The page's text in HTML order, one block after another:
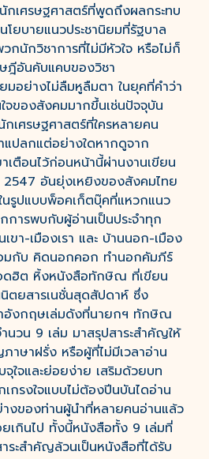
เศรษฐศาสตร์ที่พูดถึงผลกระทบ
โยบายแนวประชานิยมที่รัฐบาล
กนักวิชาการที่ไม่มีหัวใจ หรือไม่ก็
อันคับแคบของวิชา
มอย่างไม่ลืมหูลืมตา ในยุคที่คำว่า
จของสังคมมากขึ้นเช่นปัจจุบัน
เศรษฐศาสตร์ที่ใครหลายคน
แปลกแต่อย่างใดหากดูจาก
เตือนไว้ก่อนหน้านี้ผ่านงานเขียน
2547 อันยุ่งเหยิงของสังคมไทย
นรูปแบบพ็อคเก็ตบุ๊คที่แหวกแนว
การพบกับผู้อ่านเป็นประจำทุก
ขา-เมืองเรา และ บ้านนอก-เมือง
มกับ คิดนอกคอก ทำนอกคัมภีร์
ดฮิต หิ้งหนังสือทักษิณ ที่เขียน
ตยสารเนชั่นสุดสัปดาห์ ซึ่ง
อังกฤษเล่มดังที่นายกฯ ทักษิณ
นวน 9 เล่ม มาสรุปสาระสำคัญให้
าษาฝรั่ง หรือผู้ที่ไม่มีเวลาอ่าน
ใจและย่อยง่าย เสริมด้วยบท
กรงใจแบบไม่ต้องปีนบันไดอ่าน
งของท่านผู้นำที่หลายคนอ่านแล้ว
เกินไป ทั้งนี้หนังสือทั้ง 9 เล่มที่
ระสำคัญล้วนเป็นหนังสือที่ได้รับ